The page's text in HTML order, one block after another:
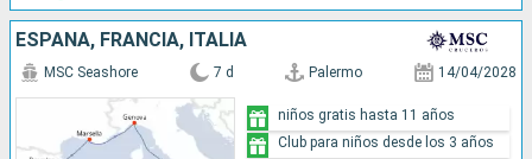
ESPAÑA, FRANCIA, ITALIA
MSC Seashore 7 d Palermo 14/04/2028
niños gratis hasta 11 años
Club para niños desde los 3 años